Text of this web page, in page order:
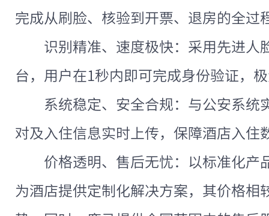
完成从刷脸、核验到开票、退房的全过
识别精准、速度极快：采用先进人
台，用户在1秒内即可完成身份验证，
系统稳定、安全合规：与公安系统
对及入住信息实时上传，保障酒店入住
价格透明、售后无忧：以标准化产
为酒店提供定制化解决方案，其价格相